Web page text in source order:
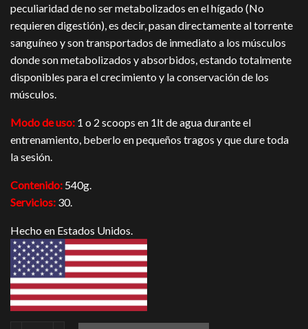
peculiaridad de no ser metabolizados en el hígado (No
requieren digestión), es decir, pasan directamente al torrente
sanguíneo y son transportados de inmediato a los músculos
donde son metabolizados y absorbidos, estando totalmente
disponibles para el crecimiento y la conservación de los
músculos.
Modo de uso: 1 o 2 scoops en 1lt de agua durante el
entrenamiento, beberlo en pequeños tragos y que dure toda
la sesión.
Contenido: 540g.
Servicios: 30.
Hecho en Estados Unidos.